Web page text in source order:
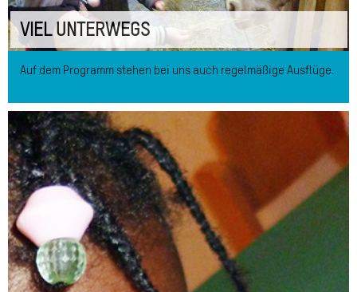
VIEL UNTERWEGS
Auf dem Programm stehen bei uns auch regelmäßige Ausflüge.